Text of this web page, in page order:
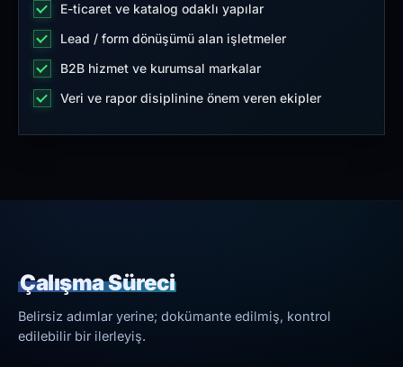
E-ticaret ve katalog odaklı yapılar
Lead / form dönüşümü alan işletmeler
B2B hizmet ve kurumsal markalar
Veri ve rapor disiplinine önem veren ekipler
Çalışma Süreci
Belirsiz adımlar yerine; dokümante edilmiş, kontrol
edilebilir bir ilerleyiş.